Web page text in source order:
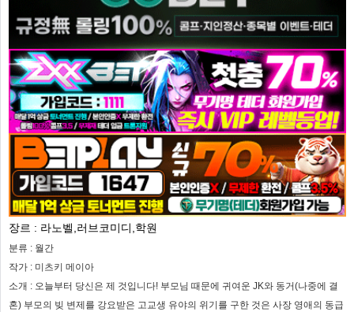
장르 : 라노벨,러브코미디,학원
분류 : 월간
작가 : 미츠키 메이아
소개 : 오늘부터 당신은 제 것입니다! 부모님 때문에 귀여운 JK와 동거(나중에 결
혼) 부모의 빚 변제를 강요받은 고교생 유야의 위기를 구한 것은 사장 영애의 동급